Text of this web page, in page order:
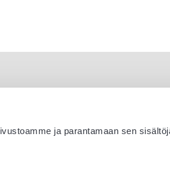
ja parantamaan sen